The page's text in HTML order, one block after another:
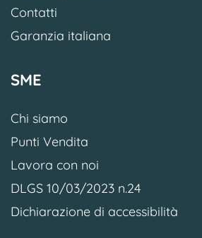
Contatti
Garanzia italiana
SME
Chi siamo
Punti Vendita
Lavora con noi
DLGS 10/03/2023 n.24
Dichiarazione di accessibilità